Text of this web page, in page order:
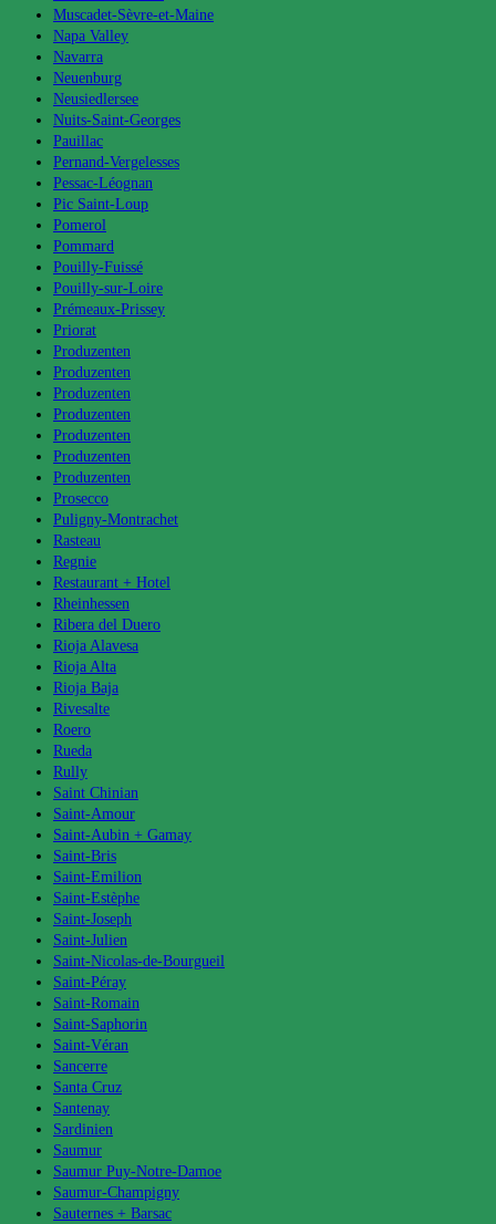
Muscadet-Sèvre-et-Maine
Napa Valley
Navarra
Neuenburg
Neusiedlersee
Nuits-Saint-Georges
Pauillac
Pernand-Vergelesses
Pessac-Léognan
Pic Saint-Loup
Pomerol
Pommard
Pouilly-Fuissé
Pouilly-sur-Loire
Prémeaux-Prissey
Priorat
Produzenten
Produzenten
Produzenten
Produzenten
Produzenten
Produzenten
Produzenten
Prosecco
Puligny-Montrachet
Rasteau
Regnie
Restaurant + Hotel
Rheinhessen
Ribera del Duero
Rioja Alavesa
Rioja Alta
Rioja Baja
Rivesalte
Roero
Rueda
Rully
Saint Chinian
Saint-Amour
Saint-Aubin + Gamay
Saint-Bris
Saint-Emilion
Saint-Estèphe
Saint-Joseph
Saint-Julien
Saint-Nicolas-de-Bourgueil
Saint-Péray
Saint-Romain
Saint-Saphorin
Saint-Véran
Sancerre
Santa Cruz
Santenay
Sardinien
Saumur
Saumur Puy-Notre-Damoe
Saumur-Champigny
Sauternes + Barsac